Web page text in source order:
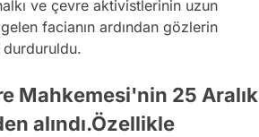
ve çevre aktivistlerinin uzun
facianın ardından gözlerin
Mahkemesi'nin 25 Aralık
alındı.Özellikle